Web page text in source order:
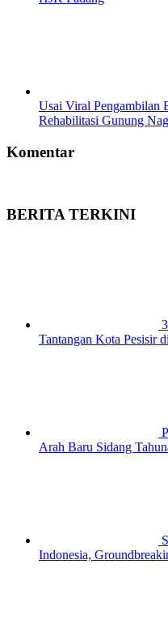
Usai Viral Pengambilan
Rehabilitasi Gunung
Komentar
BERITA TERKINI
Tantangan Kota Pesisir
Arah Baru Sidang
Indonesia,